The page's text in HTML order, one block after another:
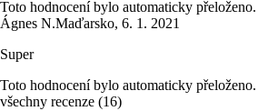
Toto hodnocení bylo automaticky přeloženo.
Ágnes N.Maďarsko, 6. 1. 2021
Super
Toto hodnocení bylo automaticky přeloženo.
všechny recenze (16)